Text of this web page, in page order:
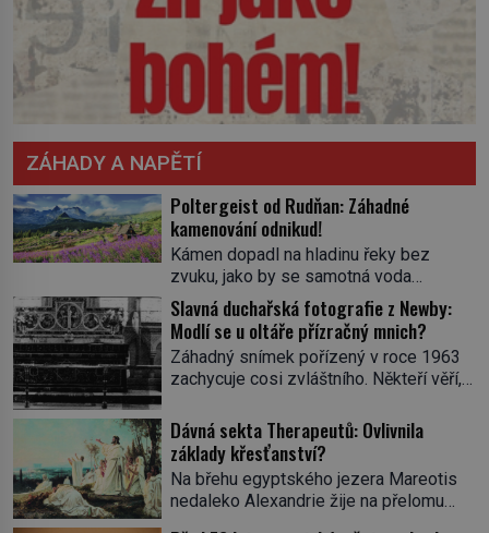
ZÁHADY A NAPĚTÍ
Poltergeist od Rudňan: Záhadné
kamenování odnikud!
Kámen dopadl na hladinu řeky bez
zvuku, jako by se samotná voda
rozhodla mlčet. Mladší z chlapců
bolestně strhl ruku, ale další úder ho
zasáhl dříve, než si vůbec uvědomil
pohyb: tiše, nelidsky přesně. „Odkud…?“
zachrčel starší student, ale v houštině
mohl cokoliv házet. A když se […]
Slavná duchařská fotografie z Newby:
Modlí se u oltáře přízračný mnich?
Záhadný snímek pořízený v roce 1963
zachycuje cosi zvláštního. Někteří věří,
oltáře je duch mnicha ze 16. století s
bílým závojem přes obličej, který
pravděpodobně zakrývá lepru nebo jiné
znetvoření. Jiní jsou skeptičtí a považují
vše za podvod. Jak vlastně vznikla
Dávná sekta Therapeutů: Ovlivnila
základy křesťanství?
Na břehu egyptského jezera Mareotis
nedaleko Alexandrie žije na přelomu